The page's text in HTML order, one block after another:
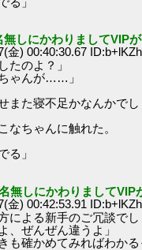
無しにかわりましてVIP
金) 00:40:30.67
たのよ？」
ゃんが……」
また寝不足かなんかでし
なちゃんに触れた。
る」
無しにかわりましてVIP
金) 00:42:53.91
による新手のご冗談でし
、ぜんぜん違うよ」
も確かめてみればわかる